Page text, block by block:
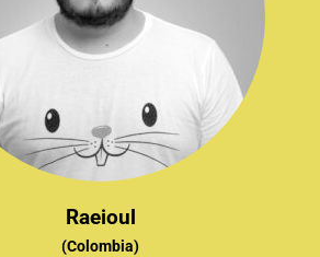
Raeioul
(Colombia)